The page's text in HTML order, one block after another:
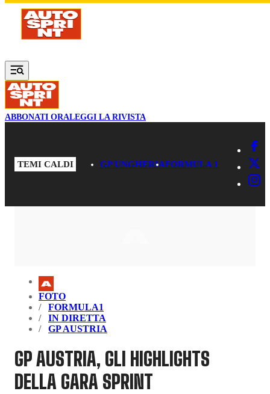
Vai al contenuto principale
ABBONATI ORALEGGI LA RIVISTA
TEMI CALDI GP UNGHERIAFORMULA 1
FOTO
FORMULA1
IN DIRETTA
GP AUSTRIA
GP AUSTRIA, GLI HIGHLIGHTS
DELLA GARA SPRINT